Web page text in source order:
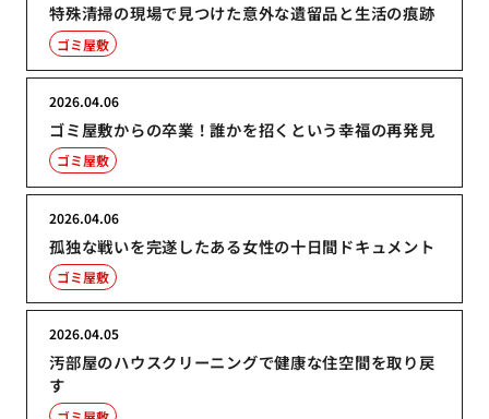
特殊清掃の現場で見つけた意外な遺留品と生活の痕跡
ゴミ屋敷
ゴミ屋敷からの卒業！誰かを招くという幸福の再発見
2026.04.06
ゴミ屋敷
孤独な戦いを完遂したある女性の十日間ドキュメント
2026.04.06
ゴミ屋敷
汚部屋のハウスクリーニングで健康な住空間を取り戻
す
2026.04.05